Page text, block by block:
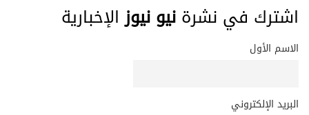
اشترك في نشرةنيو نيوزالإخبارية
الاسم الأول
البريد الإلكتروني